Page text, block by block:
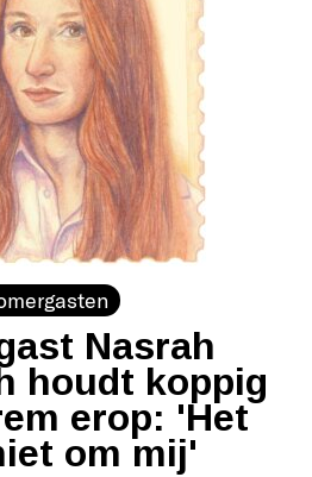
Nasrah
houdt koppig
erop: 'Het
om mij'